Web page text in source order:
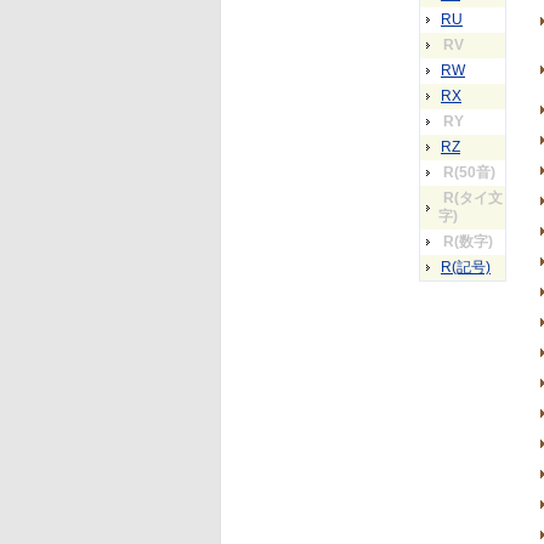
RU
RV
RW
RX
RY
RZ
R(50音)
R(タイ文
字)
R(数字)
R(記号)